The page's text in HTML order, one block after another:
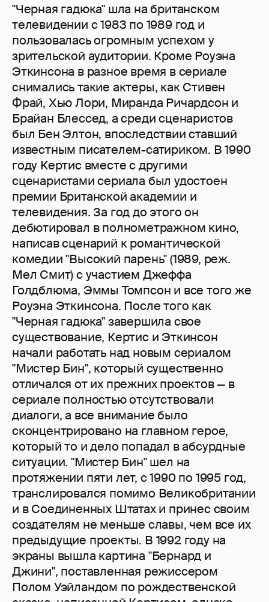
"Черная гадюка" шла на британском
телевидении с 1983 по 1989 год и
пользовалась огромным успехом у
зрительской аудитории. Кроме Роуэна
Эткинсона в разное время в сериале
снимались такие актеры, как Стивен
Фрай, Хью Лори, Миранда Ричардсон и
Брайан Блессед, а среди сценаристов
был Бен Элтон, впоследствии ставший
известным писателем-сатириком. В 1990
году Кертис вместе с другими
сценаристами сериала был удостоен
премии Британской академии и
телевидения. За год до этого он
дебютировал в полнометражном кино,
написав сценарий к романтической
комедии "Высокий парень" (1989, реж.
Мел Смит) с участием Джеффа
Голдблюма, Эммы Томпсон и все того же
Роуэна Эткинсона. После того как
"Черная гадюка" завершила свое
существование, Кертис и Эткинсон
начали работать над новым сериалом
"Мистер Бин", который существенно
отличался от их прежних проектов — в
сериале полностью отсутствовали
диалоги, а все внимание было
сконцентрировано на главном герое,
который то и дело попадал в абсурдные
ситуации. "Мистер Бин" шел на
протяжении пяти лет, с 1990 по 1995 год,
транслировался помимо Великобритании
и в Соединенных Штатах и принес своим
создателям не меньше славы, чем все их
предыдущие проекты. В 1992 году на
экраны вышла картина "Бернард и
Джини", поставленная режиссером
Полом Уэйландом по рождественской